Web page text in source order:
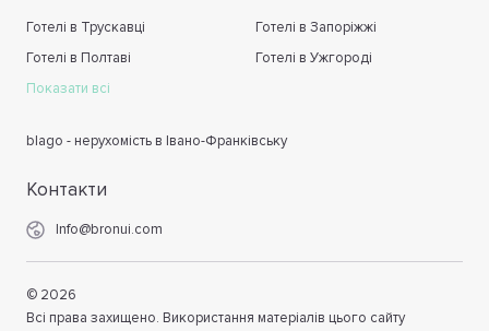
Готелі в Трускавці
Готелі в Запоріжжі
Готелі в Полтаві
Готелі в Ужгороді
Показати всі
blago - нерухомість в Івано-Франківську
Контакти
Info@bronui.com
© 2026
Всі права захищено. Використання матеріалів цього сайту